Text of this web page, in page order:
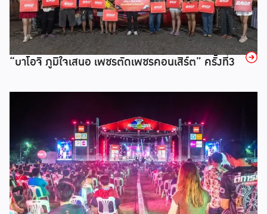
“บาโอจิ ภูมิใจเสนอ เพชรตัดเพชรคอนเสิร์ต” ครั้งที่3 →